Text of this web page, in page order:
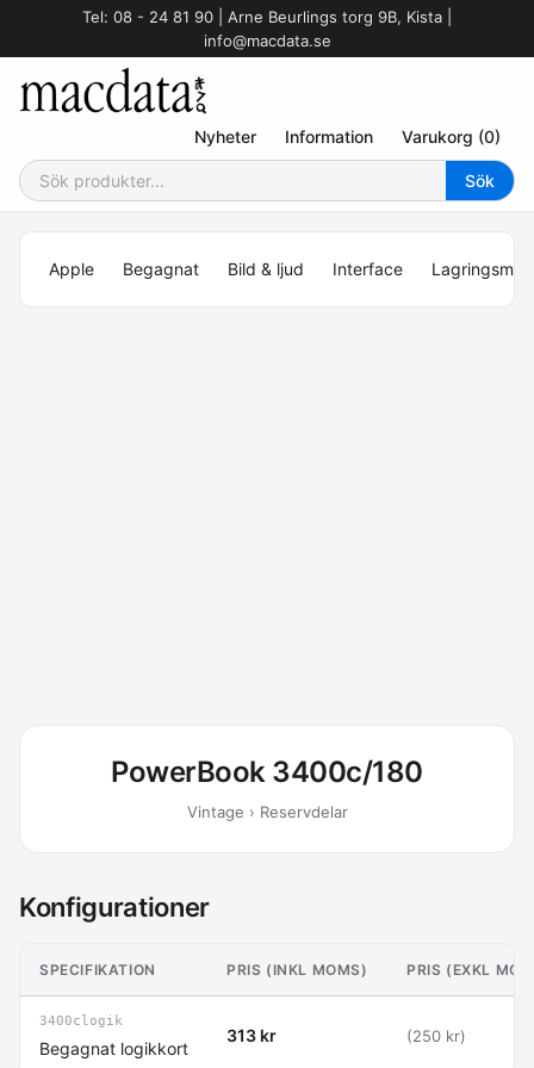
Tel: 08 - 24 81 90 | Arne Beurlings torg 9B, Kista |
info@macdata.se
Nyheter Information Varukorg (0)
Apple Begagnat Bild & ljud Interface
PowerBook 3400c/180
Vintage › Reservdelar
Konfigurationer
SPECIFIKATION PRIS (INKL MOMS) PRIS (EXKL
3400clogik
Begagnat logikkort
313 kr (250 kr)